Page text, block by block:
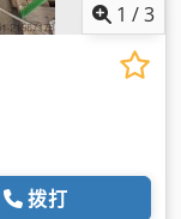
1 /3
拨打